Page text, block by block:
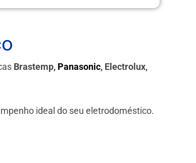
Brastemp, Panasonic, Electrolux,
ideal do seu eletrodoméstico.